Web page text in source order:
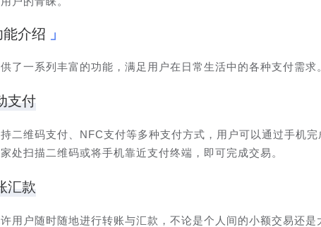
能介绍
了一系列丰富的功能，满足用户在日常生活中的各种支付需求
支付
二维码支付、NFC支付等多种支付方式，用户可以通过手机
处扫描二维码或将手机靠近支付终端，即可完成交易。
汇款
用户随时随地进行转账与汇款，不论是个人间的小额交易还